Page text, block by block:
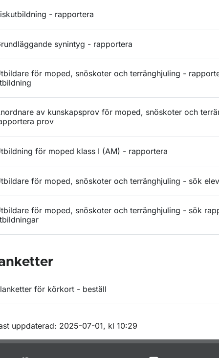
- rapportera
synintyg - rapportera
för moped, snöskoter och terränghjuling -
av kunskapsprov för moped, snöskoter och
prov
för moped klass I (AM) - rapportera
för moped, snöskoter och terränghjuling - sök
för moped, snöskoter och terränghjuling - sök
för körkort - beställ
sidan
uppdaterad: 2025-07-01, kl 10:29